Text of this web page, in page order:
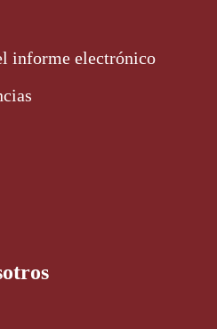
informe electrónico